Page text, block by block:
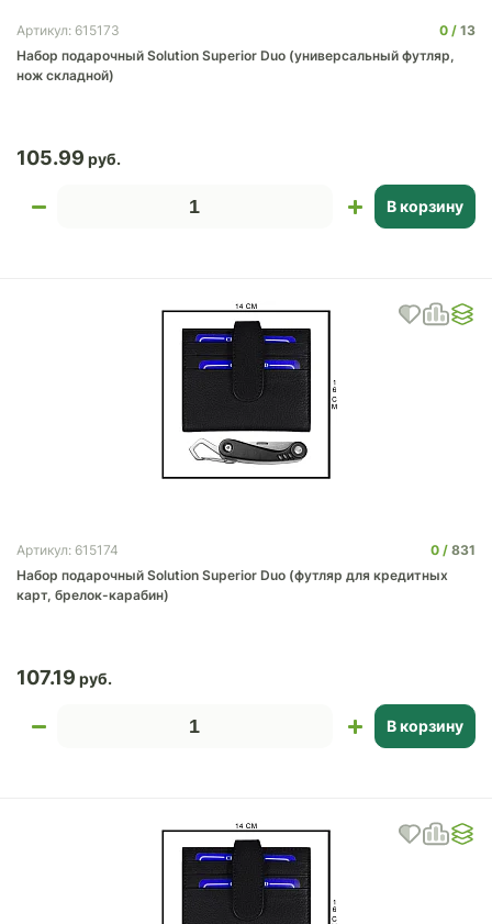
Артикул: 615173 0
13
Набор подарочный Solution Superior Duo (универсальный футляр,
нож складной)
105.99
В корзину
Артикул: 615174 0
831
Набор подарочный Solution Superior Duo (футляр для кредитных
карт, брелок-карабин)
107.19
В корзину